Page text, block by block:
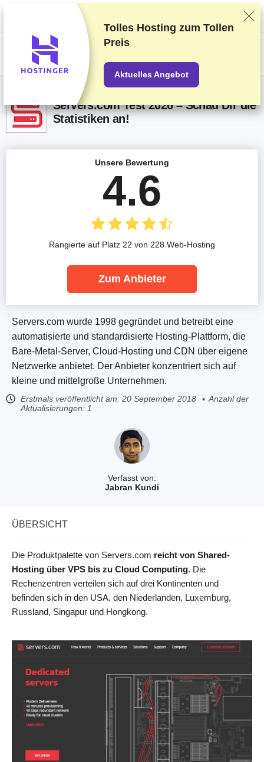
Wir bewerten die Anbieter auf Grundlage strenger Tests und Bewertungen,
berücksichtigen aber auch Dein Feedback und unsere geschäftlichen
Vereinbarungen mit den Anbietern.Diese Seite enthält Affiliate-Links
Servers.com Test 2026 – Schau Dir die
Statistiken an!
Verfasst von:
Jabran Kundi
Servers.com wurde 1998 gegründet und betreibt eine
automatisierte und standardisierte Hosting-Plattform, die
Bare-Metal-Server, Cloud-Hosting und CDN über eigene
Netzwerke anbietet. Der Anbieter konzentriert sich auf
kleine und mittelgroße Unternehmen.
Erstmals veröffentlicht am: 20 September 2018
Anzahl der
Aktualisierungen: 1
Unsere Bewertung
4.6
Rangierte auf Platz 22 von 228 Web-Hosting
Zum Anbieter
ÜBERSICHT
Die Produktpalette von Servers.com reicht von Shared-
Hosting über VPS bis zu Cloud Computing. Die
Rechenzentren verteilen sich auf drei Kontinenten und
befinden sich in den USA, den Niederlanden, Luxemburg,
Russland, Singapur und Hongkong.
Tolles Hosting zum Tollen
Preis
Aktuelles Angebot